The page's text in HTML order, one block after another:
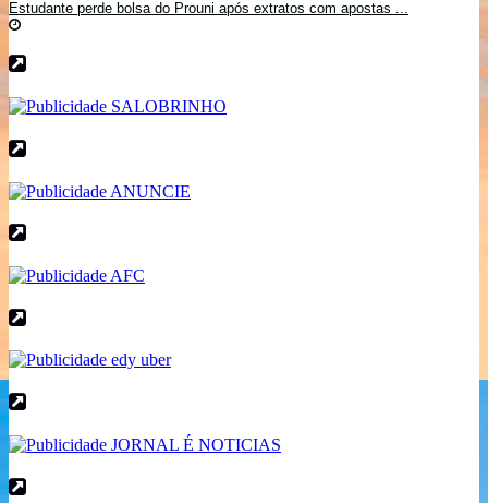
Estudante perde bolsa do Prouni após extratos com apostas ...